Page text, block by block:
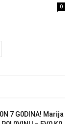
0
7 G0DlNA! Marija